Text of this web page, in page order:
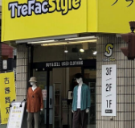
2020(269)
2019(146)
2018(115)